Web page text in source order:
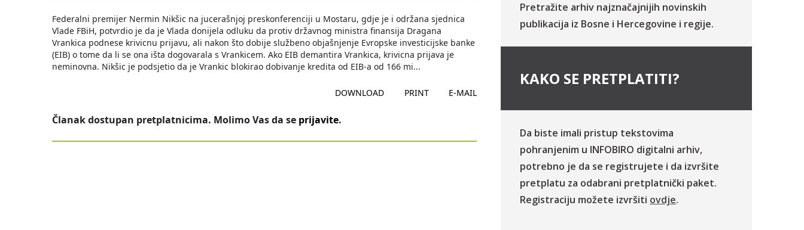
Federalni premijer Nermin Nikšic na jucerašnjoj preskonferenciji u Mostaru, gdje je i održana sjednica
Vlade FBiH, potvrdio je da je Vlada donijela odluku da protiv državnog ministra finansija Dragana
Vrankica podnese krivicnu prijavu, ali nakon što dobije službeno objašnjenje Evropske investicijske banke
(EIB) o tome da li se ona išta dogovarala s Vrankicem. Ako EIB demantira Vrankica, krivicna prijava je
neminovna. Nikšic je podsjetio da je Vrankic blokirao dobivanje kredita od EIB-a od 166 mi...
DOWNLOAD PRINT E-MAIL
Članak dostupan pretplatnicima. Molimo Vas da se prijavite.
Pretražite arhiv najznačajnijih novinskih
publikacija iz Bosne i Hercegovine i regije.
KAKO SE PRETPLATITI?
Da biste imali pristup tekstovima
pohranjenim u INFOBIRO digitalni arhiv,
potrebno je da se registrujete i da izvršite
pretplatu za odabrani pretplatnički paket.
Registraciju možete izvršiti ovdje.